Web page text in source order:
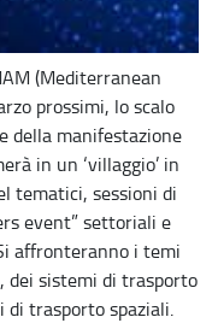
(Mediterranean
prossimi, lo scalo
della manifestazione
in un ‘villaggio’ in
tematici, sessioni di
event” settoriali e
affronteranno i temi
dei sistemi di trasporto
di trasporto spaziali.